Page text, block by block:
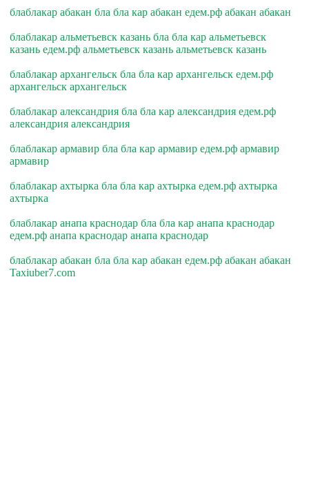
блаблакар абакан бла бла кар абакан едем.рф абакан абакан
блаблакар альметьевск казань бла бла кар альметьевск
казань едем.рф альметьевск казань альметьевск казань
блаблакар архангельск бла бла кар архангельск едем.рф
архангельск архангельск
блаблакар александрия бла бла кар александрия едем.рф
александрия александрия
блаблакар армавир бла бла кар армавир едем.рф армавир
армавир
блаблакар ахтырка бла бла кар ахтырка едем.рф ахтырка
ахтырка
блаблакар анапа краснодар бла бла кар анапа краснодар
едем.рф анапа краснодар анапа краснодар
блаблакар абакан бла бла кар абакан едем.рф абакан абакан
Taxiuber7.com